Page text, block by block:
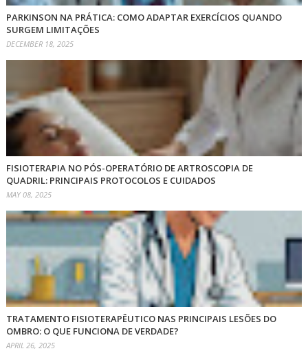
PARKINSON NA PRÁTICA: COMO ADAPTAR EXERCÍCIOS QUANDO
SURGEM LIMITAÇÕES
DECEMBER 18, 2025
FISIOTERAPIA NO PÓS-OPERATÓRIO DE ARTROSCOPIA DE
QUADRIL: PRINCIPAIS PROTOCOLOS E CUIDADOS
MAY 08, 2025
TRATAMENTO FISIOTERAPÊUTICO NAS PRINCIPAIS LESÕES DO
OMBRO: O QUE FUNCIONA DE VERDADE?
APRIL 26, 2025